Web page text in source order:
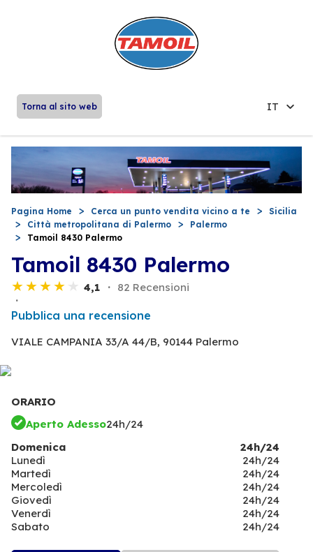
Torna al sito web IT
Pagina Home Cerca un punto vendita vicino a te
Sicilia
Città metropolitana di Palermo
Palermo
Tamoil 8430 Palermo
Tamoil 8430 Palermo
4,1 82 Recensioni
Pubblica una recensione
VIALE CAMPANIA 33/A 44/B, 90144 Palermo
ORARIO
Aperto Adesso24h/24
Domenica
24h/24
Lunedì
24h/24
Martedì
24h/24
Mercoledì
24h/24
Giovedì
24h/24
Venerdì
24h/24
Sabato
24h/24